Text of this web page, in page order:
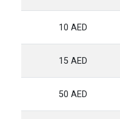
10 AED
15 AED
50 AED